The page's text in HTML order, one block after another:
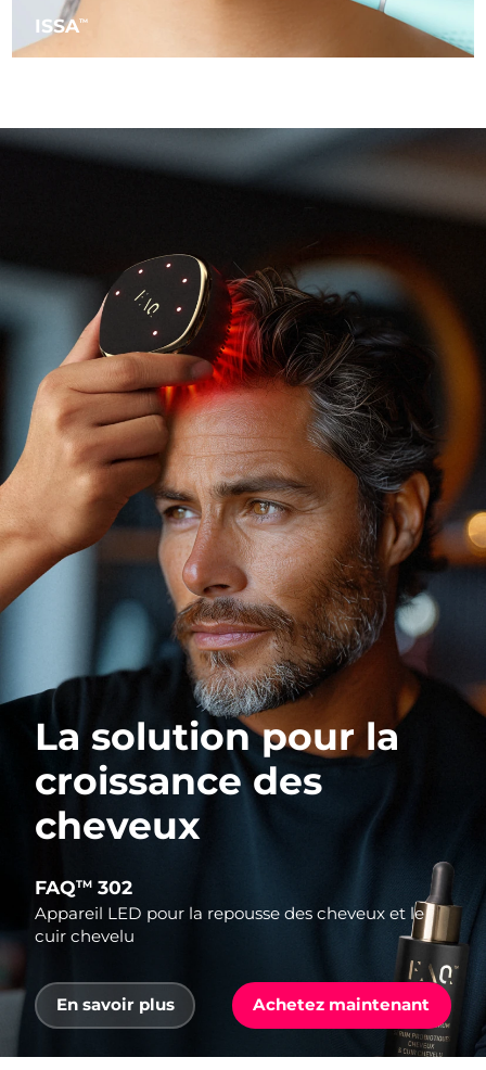
ISSATM
La solution pour la
croissance des
cheveux
FAQTM 302
Appareil LED pour la repousse des cheveux et le
cuir chevelu
En savoir plus Achetez maintenant